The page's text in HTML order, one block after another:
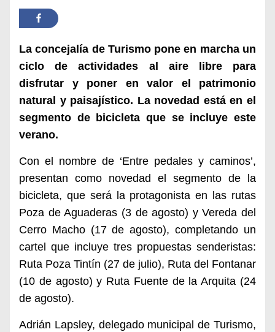
La concejalía de Turismo pone en marcha un
ciclo de actividades al aire libre para
disfrutar y poner en valor el patrimonio
natural y paisajístico. La novedad está en el
segmento de bicicleta que se incluye este
verano.
Con el nombre de ‘Entre pedales y caminos’,
presentan como novedad el segmento de la
bicicleta, que será la protagonista en las rutas
Poza de Aguaderas (3 de agosto) y Vereda del
Cerro Macho (17 de agosto), completando un
cartel que incluye tres propuestas senderistas:
Ruta Poza Tintín (27 de julio), Ruta del Fontanar
(10 de agosto) y Ruta Fuente de la Arquita (24
de agosto).
Adrián Lapsley, delegado municipal de Turismo,